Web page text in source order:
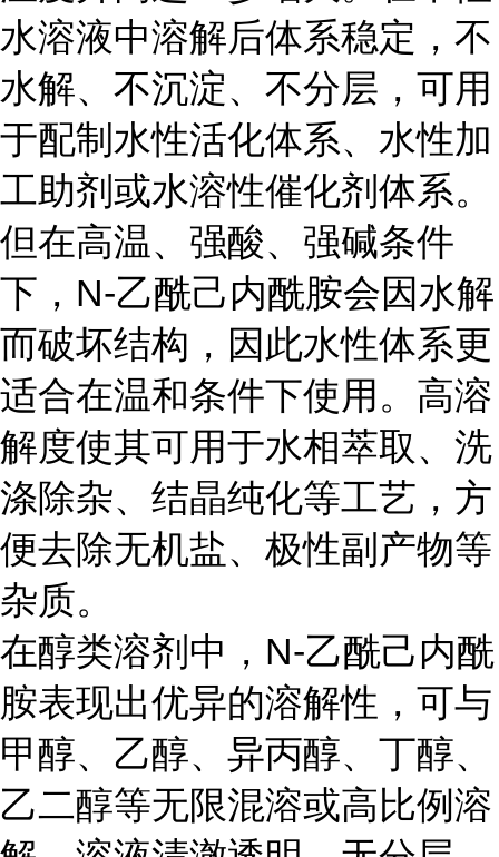
水溶液中溶解后体系稳定，不
水解、不沉淀、不分层，可用
于配制水性活化体系、水性加
工助剂或水溶性催化剂体系。
但在高温、强酸、强碱条件
下，N-乙酰己内酰胺会因水解
而破坏结构，因此水性体系更
适合在温和条件下使用。高溶
解度使其可用于水相萃取、洗
涤除杂、结晶纯化等工艺，方
便去除无机盐、极性副产物等
杂质。
在醇类溶剂中，N-乙酰己内酰
胺表现出优异的溶解性，可与
甲醇、乙醇、异丙醇、丁醇、
乙二醇等无限混溶或高比例溶